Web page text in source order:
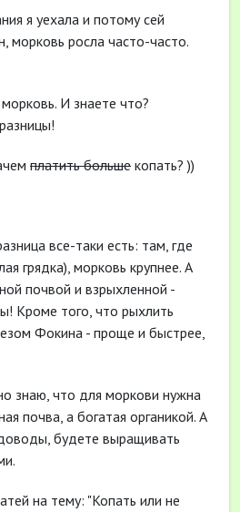
я уехала и потому сей
морковь росла часто-часто.
И знаете что?
платить больше копать? ))
все-таки есть: там, где
грядка), морковь крупнее. А
почвой и взрыхленной -
Кроме того, что рыхлить
Фокина - проще и быстрее,
знаю, что для моркови нужна
почва, а богатая органикой. А
будете выращивать
на тему: "Копать или не